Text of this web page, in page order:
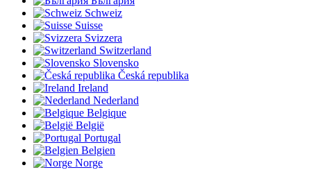
Schweiz
Suisse
Svizzera
Switzerland
Slovensko
Česká republika
Ireland
Nederland
Belgique
België
Portugal
Belgien
Norge